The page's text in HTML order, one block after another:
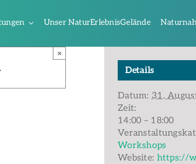
Unser NaturErlebnisGelände
×
Details
Datum: 31.
Zeit:
14:00 – 18:00
Workshops
Website: https://